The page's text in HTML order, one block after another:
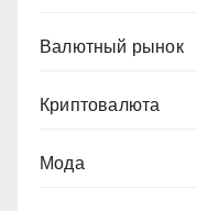
Валютный рынок
Криптовалюта
Мода